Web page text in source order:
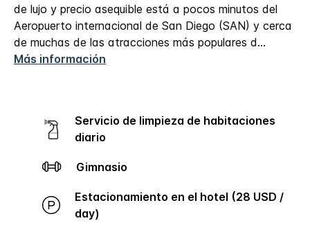
de lujo y precio asequible está a pocos minutos del
Aeropuerto internacional de San Diego (SAN) y cerca
de muchas de las atracciones más populares d...
Más información
Servicio de limpieza de habitaciones
diario
Gimnasio
Estacionamiento en el hotel (28 USD /
day)